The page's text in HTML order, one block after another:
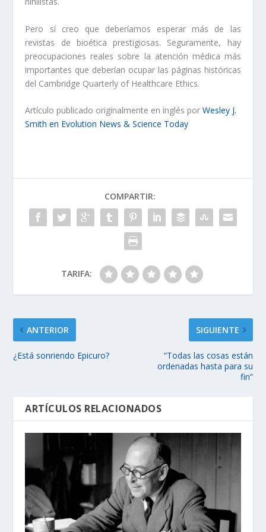
Pero sí creo que deberíamos esperar más de las
revistas de bioética prestigiosas. Seguramente, hay
preocupaciones reales sobre la atención médica más
importantes que deberían ocupar las páginas históricas
del Cambridge Quarterly of Healthcare Ethics.
Artículo publicado originalmente en inglés porWesley J.
Smith en Evolution News & Science Today
COMPARTIR:
TARIFA:
ANTERIOR
¿Está sonriendo Epicuro?
SIGUIENTE
“Todas las cosas están
ordenadas hasta para su
fin”
ARTÍCULOS RELACIONADOS